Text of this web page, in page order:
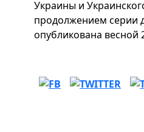
Украины и
продолжением серии
опубликована весной